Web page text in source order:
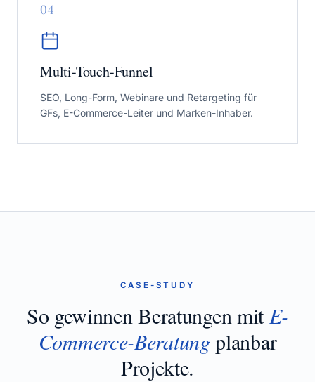
04
Multi-Touch-Funnel
SEO, Long-Form, Webinare und Retargeting für
GFs, E-Commerce-Leiter und Marken-Inhaber.
CASE-STUDY
So gewinnen Beratungen mitE-
Commerce-Beratung planbar
Projekte.